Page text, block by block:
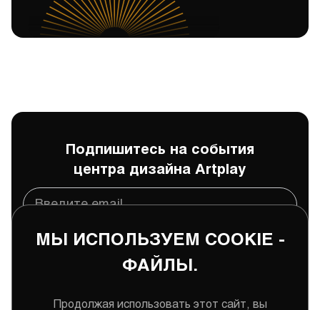
Подпишитесь на события
центра дизайна Artplay
персональных данных
МЫ ИСПОЛЬЗУЕМ COOKIE -
ФАЙЛЫ.
Продолжая использовать этот сайт, вы